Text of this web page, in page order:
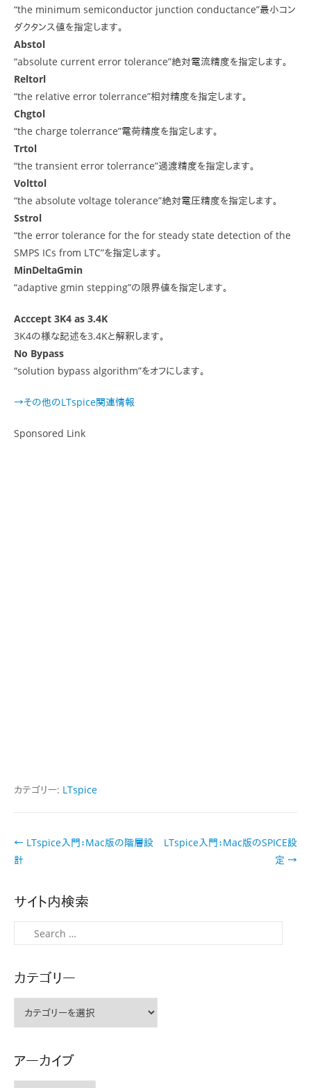
“the minimum semiconductor junction conductance”最小コン
ダクタンス値を指定します。
Abstol
“absolute current error tolerance”絶対電流精度を指定します。
Reltorl
“the relative error tolerrance”相対精度を指定します。
Chgtol
“the charge tolerrance”電荷精度を指定します。
Trtol
“the transient error tolerrance”過渡精度を指定します。
Volttol
“the absolute voltage tolerance”絶対電圧精度を指定します。
Sstrol
“the error tolerance for the for steady state detection of the
SMPS ICs from LTC”を指定します。
MinDeltaGmin
“adaptive gmin stepping”の限界値を指定します。
Acccept 3K4 as 3.4K
3K4の様な記述を3.4Kと解釈します。
No Bypass
“solution bypass algorithm”をオフにします。
→その他のLTspice関連情報
Sponsored Link
カテゴリー: LTspice
投
稿
ビ
ゲ
シ
ン
← LTspice入門：Mac版の階層設
計
LTspice入門：Mac版のSPICE設
定 →
サイト内検索
索
カテゴリー
リ
アーカイブ